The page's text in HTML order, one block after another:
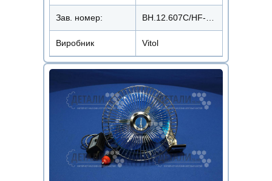
Зав. номер:
Виробник Vitol